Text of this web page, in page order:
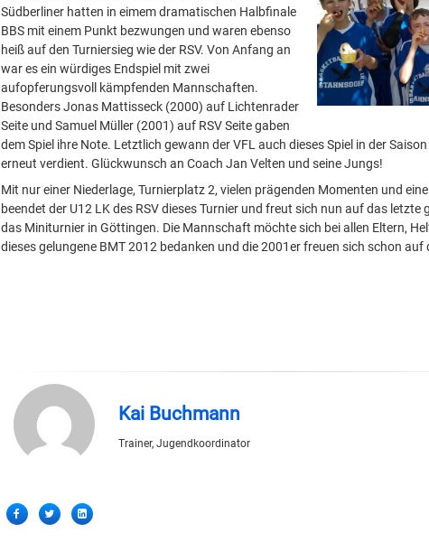
Südberliner hatten in eimem dramatischen Halbfinale
BBS mit einem Punkt bezwungen und waren ebenso
heiß auf den Turniersieg wie der RSV. Von Anfang an
war es ein würdiges Endspiel mit zwei
aufopferungsvoll kämpfenden Mannschaften.
Besonders Jonas Mattisseck (2000) auf Lichtenrader
Seite und Samuel Müller (2001) auf RSV Seite gaben
dem Spiel ihre Note. Letztlich gewann der VFL auch dieses Spiel in der
erneut verdient. Glückwunsch an Coach Jan Velten und seine Jungs!
Mit nur einer Niederlage, Turnierplatz 2, vielen prägenden Momenten und
beendet der U12 LK des RSV dieses Turnier und freut sich nun auf das letzte
das Miniturnier in Göttingen. Die Mannschaft möchte sich bei allen Eltern,
dieses gelungene BMT 2012 bedanken und die 2001er freuen sich schon auf
Kai Buchmann
Trainer, Jugendkoordinator
ShareFacebookTwitterLinkedIn